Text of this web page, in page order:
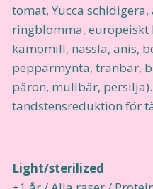
tomat, Yucca
ringblomma, europeiskt
kamomill, nässla, anis,
pepparmynta, tranbär,
päron, mullbär,
tandstensreduktion för
Light/sterilized